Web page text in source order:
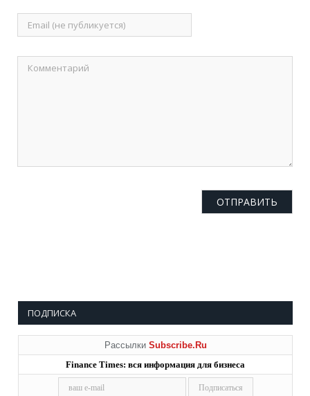
ПОДПИСКА
Рассылки Subscribe.Ru
Finance Times: вся информация для бизнеса